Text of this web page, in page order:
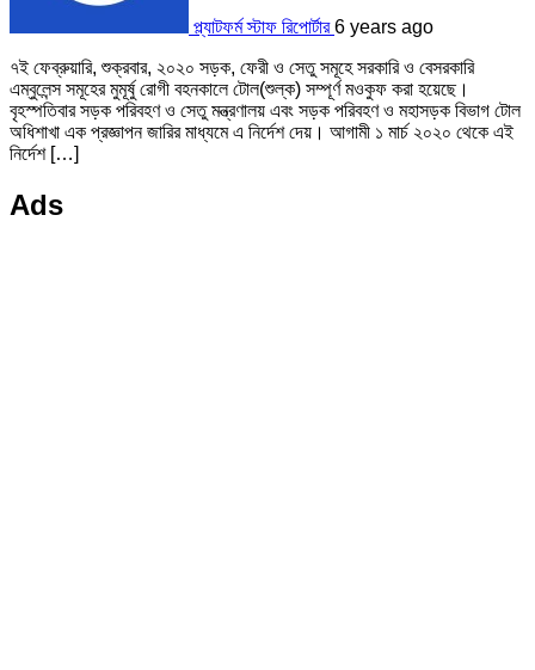
প্ল্যাটফর্ম স্টাফ রিপোর্টার 6 years ago
৭ই ফেব্রুয়ারি, শুক্রবার, ২০২০ সড়ক, ফেরী ও সেতু সমূহে সরকারি ও বেসরকারি
এম্বুলেন্স সমূহের মুমূর্ষু রোগী বহনকালে টোল(শুল্ক) সম্পূর্ণ মওকুফ করা হয়েছে।
বৃহস্পতিবার সড়ক পরিবহণ ও সেতু মন্ত্রণালয় এবং সড়ক পরিবহণ ও মহাসড়ক বিভাগ টোল
অধিশাখা এক প্রজ্ঞাপন জারির মাধ্যমে এ নির্দেশ দেয়। আগামী ১ মার্চ ২০২০ থেকে এই
নির্দেশ […]
Ads